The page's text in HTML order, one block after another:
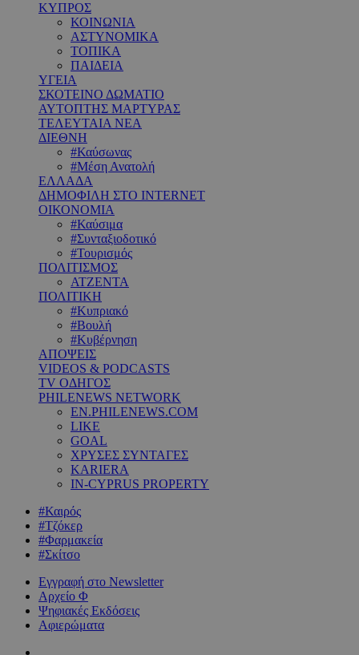
ΚΥΠΡΟΣ
ΚΟΙΝΩΝΙΑ
ΑΣΤΥΝΟΜΙΚΑ
ΤΟΠΙΚΑ
ΠΑΙΔΕΙΑ
ΥΓΕΙΑ
ΣΚΟΤΕΙΝΟ ΔΩΜΑΤΙΟ
ΑΥΤΟΠΤΗΣ ΜΑΡΤΥΡΑΣ
ΤΕΛΕΥΤΑΙΑ ΝΕΑ
ΔΙΕΘΝΗ
#Καύσωνας
#Μέση Ανατολή
ΕΛΛΑΔΑ
ΔΗΜΟΦΙΛΗ ΣΤΟ INTERNET
ΟΙΚΟΝΟΜΙΑ
#Καύσιμα
#Συνταξιοδοτικό
#Τουρισμός
ΠΟΛΙΤΙΣΜΟΣ
ΑΤΖΕΝΤΑ
ΠΟΛΙΤΙΚΗ
#Κυπριακό
#Βουλή
#Κυβέρνηση
ΑΠΟΨΕΙΣ
VIDEOS & PODCASTS
TV ΟΔΗΓΟΣ
PHILENEWS NETWORK
EN.PHILENEWS.COM
LIKE
GOAL
ΧΡΥΣΕΣ ΣΥΝΤΑΓΕΣ
KARIERA
IN-CYPRUS PROPERTY
#Καιρός
#Τζόκερ
#Φαρμακεία
#Σκίτσο
Εγγραφή στο Newsletter
Αρχείο Φ
Ψηφιακές Εκδόσεις
Αφιερώματα